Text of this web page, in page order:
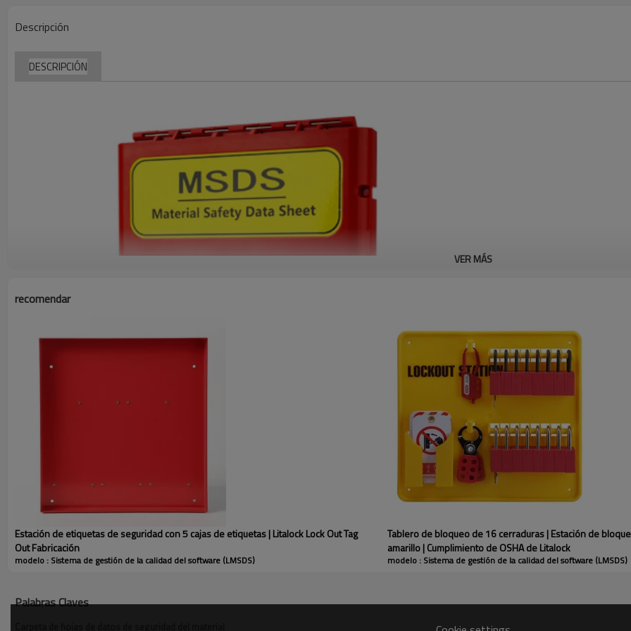
Descripción
DESCRIPCIÓN
N.° de modelo:
-Apto para montaje en cualquier
PARÁMETRO
N.º de modelo
Sistema de gestión de la calidad del
VER MÁS
recomendar
Estación de etiquetas de seguridad con 5 cajas de etiquetas | Litalock Lock Out Tag
Out Fabricación
modelo : Sistema de gestión de la calidad del software (LMSDS)
Tablero de bloqueo de 16 cerraduras | Estación de
amarillo | Cumplimiento de OSHA de Litalock
modelo : Sistema de gestión de la calidad del software (LMSDS)
Palabras Claves